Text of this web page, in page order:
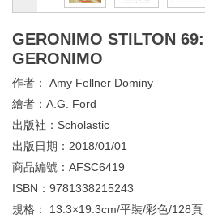
GERONIMO STILTON
GERONIMO
作者： Amy Fellner Dominy
繪者： A.G. Ford
出版社： Scholastic
出版日期： 2018/01/01
商品編號： AFSC6419
ISBN： 9781338215243
規格： 13.3×19.3cm/平裝/彩色/128頁